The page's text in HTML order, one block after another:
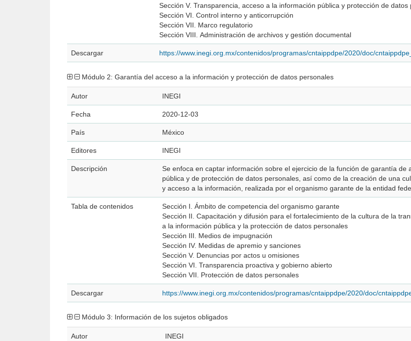
Sección V. Transparencia, acceso a la información pública y protección de datos
Sección VI. Control interno y anticorrupción
Sección VII. Marco regulatorio
Sección VIII. Administración de archivos y gestión documental
Descargar https://www.inegi.org.mx/contenidos/programas/cntaippdpe/2020/doc/
Módulo 2: Garantía del acceso a la información y protección de datos personales
Autor INEGI
Fecha 2020-12-03
País México
Editores INEGI
Descripción
Se enfoca en captar información sobre el ejercicio de la función de garantía de
pública y de protección de datos personales, así como de la creación de una
y acceso a la información, realizada por el organismo garante de la entidad
Tabla de contenidos
Sección I. Ámbito de competencia del organismo garante
Sección II. Capacitación y difusión para el fortalecimiento de la cultura de la
a la información pública y la protección de datos personales
Sección III. Medios de impugnación
Sección IV. Medidas de apremio y sanciones
Sección V. Denuncias por actos u omisiones
Sección VI. Transparencia proactiva y gobierno abierto
Sección VII. Protección de datos personales
Descargar https://www.inegi.org.mx/contenidos/programas/cntaippdpe/2020/doc/
Módulo 3: Información de los sujetos obligados
Autor INEGI